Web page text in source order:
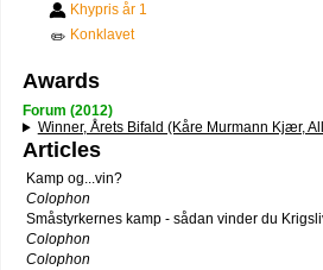
Khypris år 1
✏️ Konklavet
Awards
Forum (2012)
Winner, Årets Bifald (Kåre Murmann Kjær,
Articles
Kamp og...vin?
Colophon
Småstyrkernes kamp - sådan vinder du
Colophon
Colophon